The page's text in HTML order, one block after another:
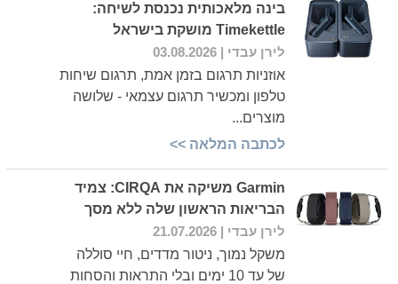
בינה מלאכותית נכנסת לשיחה:
Timekettle מושקת בישראל
לירן עבדי | 03.08.2026
אוזניות תרגום בזמן אמת, תרגום שיחות
טלפון ומכשיר תרגום עצמאי - שלושה
מוצרים...
לכתבה המלאה >>
Garmin משיקה את CIRQA: צמיד
הבריאות הראשון שלה ללא מסך
לירן עבדי | 21.07.2026
משקל נמוך, ניטור מדדים, חיי סוללה
של עד 10 ימים ובלי התראות והסחות